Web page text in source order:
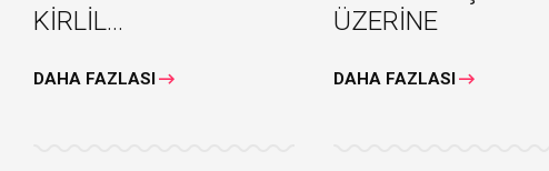
KİRLİL...
DAHA FAZLASI
ÜZERİNE
DAHA FAZLASI